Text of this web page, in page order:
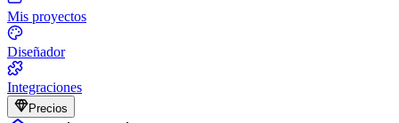
Mis proyectos
Diseñador
Integraciones
Precios